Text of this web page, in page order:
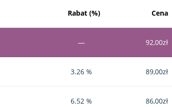
Rabat (%) Cena
— 92,00zł
3.26 % 89,00zł
6.52 % 86,00zł